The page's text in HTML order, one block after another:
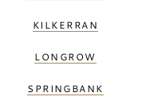
KILKERRAN
LONGROW
SPRINGBANK